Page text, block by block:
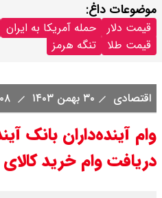
موضوعات داغ:
قیمت دلار حمله آمریکا به ایران
قیمت طلا
تنگه هرمز
اقتصادی ۳۰ بهمن ۱۴۰۳
وام آینده‌داران بانک
دریافت وام خرید کالای ۵۰ میلیون تومانی